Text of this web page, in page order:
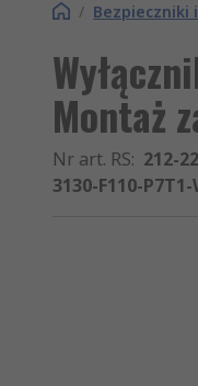
/ Bezpieczniki
Montaż
Nr art. RS: 212-
3130-F110-